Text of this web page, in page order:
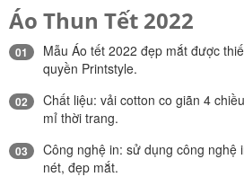
Áo Thun Tết 2022
01
Mẫu Áo tết 2022 đẹp mắt được
quyền Printstyle.
02
Chất liệu: vải cotton co giãn 4
mỉ thời trang.
03
Công nghệ in: sử dụng công nghệ
nét, đẹp mắt.